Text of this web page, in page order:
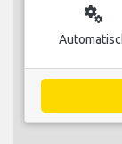
miscellaneous_services